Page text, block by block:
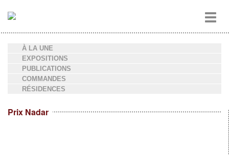
Aller
au
contenu
principalÀ LA UNE
EXPOSITIONS
PUBLICATIONS
COMMANDES
RÉSIDENCES
Prix Nadar